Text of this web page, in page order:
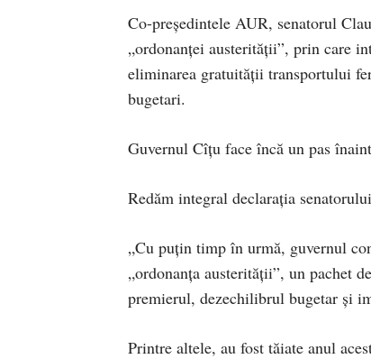
Co-președintele AUR, senatorul
„ordonanței austerității”, prin care
eliminarea gratuității transportului
bugetari.
Guvernul Cîțu face încă un pas
Redăm integral declarația
„Cu puțin timp în urmă, guvernul
„ordonanța austerității”, un pachet
premierul, dezechilibrul bugetar și
Printre altele, au fost tăiate anul